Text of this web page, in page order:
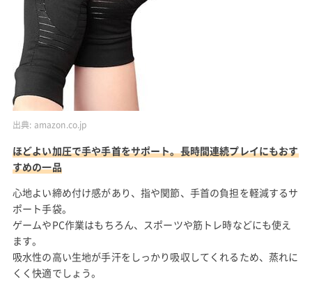
出典: amazon.co.jp
ほどよい加圧で手や手首をサポート。長時間連続プレイにもおす
すめの一品
心地よい締め付け感があり、指や関節、手首の負担を軽減するサ
ポート手袋。
ゲームやPC作業はもちろん、スポーツや筋トレ時などにも使え
ます。
吸水性の高い生地が手汗をしっかり吸収してくれるため、蒸れに
くく快適でしょう。